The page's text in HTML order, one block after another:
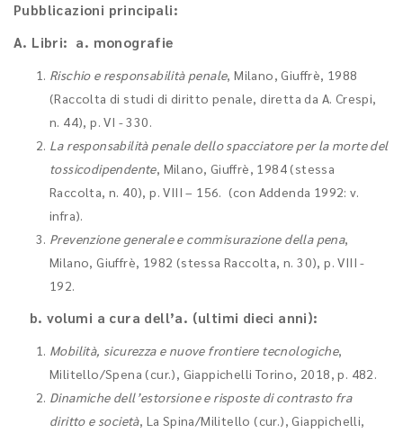
Pubblicazioni principali:
A. Libri: a. monografie
Rischio e responsabilità penale, Milano, Giuffrè, 1988
(Raccolta di studi di diritto penale, diretta da A. Crespi,
n. 44), p. VI - 330.
La responsabilità penale dello spacciatore per la morte del
tossicodipendente, Milano, Giuffrè, 1984 (stessa
Raccolta, n. 40), p. VIII – 156. (con Addenda 1992: v.
infra).
Prevenzione generale e commisurazione della pena,
Milano, Giuffrè, 1982 (stessa Raccolta, n. 30), p. VIII -
192.
b. volumi a cura dell’a. (ultimi dieci anni):
Mobilità, sicurezza e nuove frontiere tecnologiche,
Militello/Spena (cur.), Giappichelli Torino, 2018, p. 482.
Dinamiche dell’estorsione e risposte di contrasto fra
diritto e società, La Spina/Militello (cur.), Giappichelli,